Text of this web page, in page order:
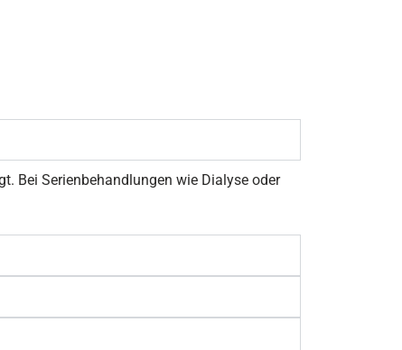
Bei Serienbehandlungen wie Dialyse oder